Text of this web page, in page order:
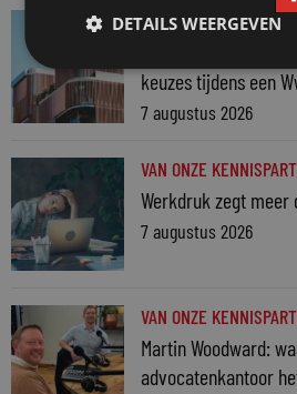
VAN ONZE
keuzes tijdens een
7 augustus 2026
VAN ONZE
Werkdruk zegt meer
7 augustus 2026
VAN ONZE
Martin Woodward:
advocatenkantoor
DETAILS WEERGEVEN